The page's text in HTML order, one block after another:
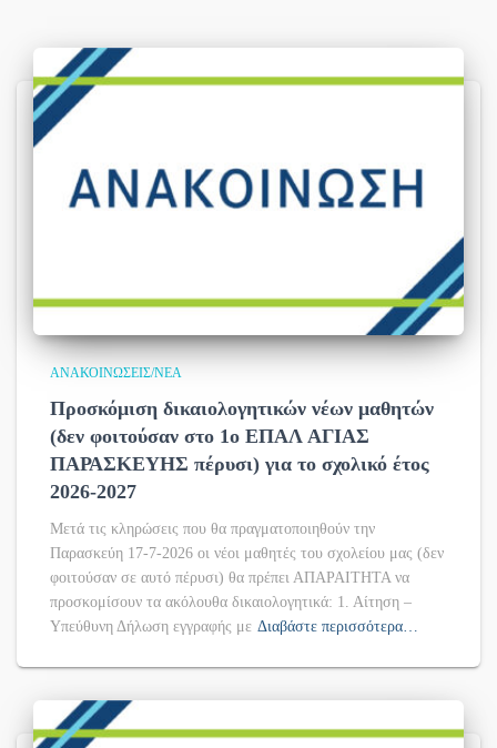
ΑΝΑΚΟΙΝΏΣΕΙΣ/ΝΈΑ
Προσκόμιση δικαιολογητικών νέων μαθητών
(δεν φοιτούσαν στο 1ο ΕΠΑΛ ΑΓΙΑΣ
ΠΑΡΑΣΚΕΥΗΣ πέρυσι) για το σχολικό έτος
2026-2027
Μετά τις κληρώσεις που θα πραγματοποιηθούν την
Παρασκεύη 17-7-2026 οι νέοι μαθητές του σχολείου μας (δεν
φοιτούσαν σε αυτό πέρυσι) θα πρέπει ΑΠΑΡΑΙΤΗΤΑ να
προσκομίσουν τα ακόλουθα δικαιολογητικά: 1. Αίτηση –
Υπεύθυνη Δήλωση εγγραφής με Διαβάστε περισσότερα…